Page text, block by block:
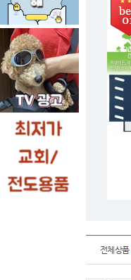
전체상품